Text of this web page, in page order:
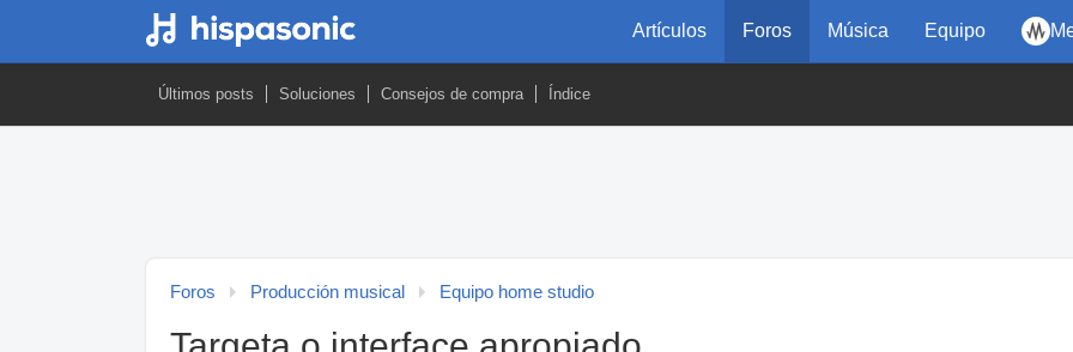
Artículos Foros Música Equipo
Últimos posts Soluciones Consejos de compra Índice
Foros Producción musical Equipo home studio